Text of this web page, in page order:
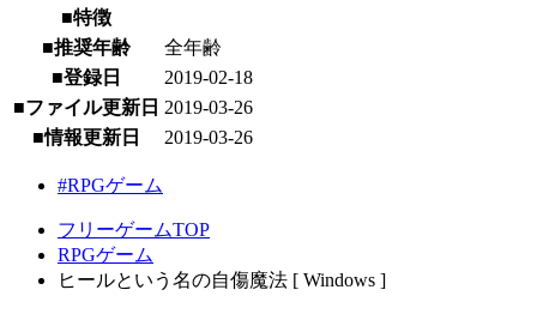
■特徴
■推奨年齢
全年齢
■登録日
2019-02-18
■ファイル更新日 2019-03-26
■情報更新日
2019-03-26
#RPGゲーム
フリーゲームTOP
RPGゲーム
ヒールという名の自傷魔法 [ Windows ]